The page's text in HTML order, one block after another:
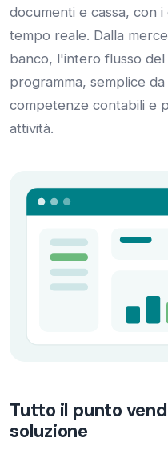
documenti e cassa, con
tempo reale. Dalla
banco, l'intero flusso
programma, semplice
competenze contabili e
attività.
Tutto il punto
soluzione